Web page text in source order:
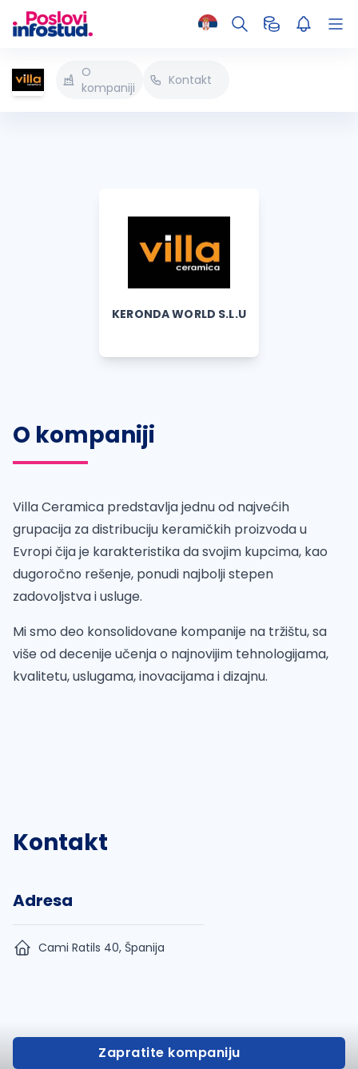
O
kompaniji
Kontakt
KERONDA WORLD S.L.U
O kompaniji
Villa Ceramica predstavlja jednu od najvećih
grupacija za distribuciju keramičkih proizvoda u
Evropi čija je karakteristika da svojim kupcima, kao
dugoročno rešenje, ponudi najbolji stepen
zadovoljstva i usluge.
Mi smo deo konsolidovane kompanije na tržištu, sa
više od decenije učenja o najnovijim tehnologijama,
kvalitetu, uslugama, inovacijama i dizajnu.
Kontakt
Adresa
Cami Ratils 40, Španija
Zapratite kompaniju